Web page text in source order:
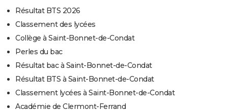
Résultat BTS 2026
Classement des lycées
Collège à Saint-Bonnet-de-Condat
Perles du bac
Résultat bac à Saint-Bonnet-de-Condat
Résultat BTS à Saint-Bonnet-de-Condat
Classement lycées à Saint-Bonnet-de-Condat
Académie de Clermont-Ferrand